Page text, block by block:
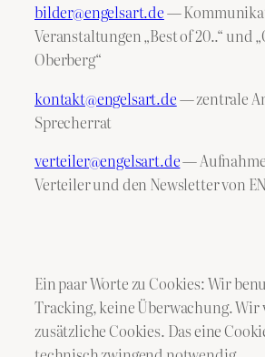
bilder@engelsart.de—
Veranstaltungen „Best of 20..“ und
Oberberg“
kontakt@engelsart.de— zentrale
Sprecherrat
verteiler@engelsart.de—
Verteiler und den Newsletter von
Ein paar Worte zu Cookies: Wir
Tracking, keine Überwachung. Wir
zusätzliche Cookies. Das eine